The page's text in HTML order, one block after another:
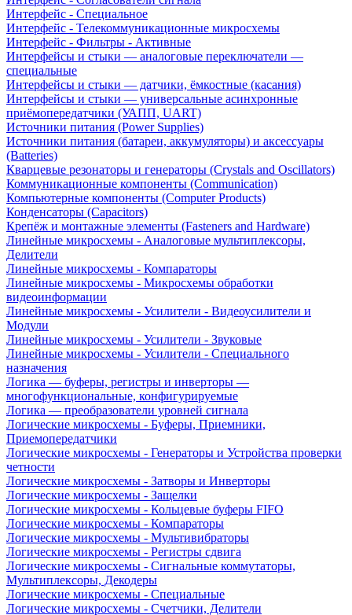
Интерфейс - Специальное
Интерфейс - Телекоммуникационные микросхемы
Интерфейс - Фильтры - Активные
Интерфейсы и стыки — аналоговые переключатели —
специальные
Интерфейсы и стыки — датчики, ёмкостные (касания)
Интерфейсы и стыки — универсальные асинхронные
приёмопередатчики (УАПП, UART)
Источники питания (Power Supplies)
Источники питания (батареи, аккумуляторы) и аксессуары
(Batteries)
Кварцевые резонаторы и генераторы (Crystals and Oscillators)
Коммуникационные компоненты (Communication)
Компьютерные компоненты (Computer Products)
Конденсаторы (Capacitors)
Крепёж и монтажные элементы (Fasteners and Hardware)
Линейные микросхемы - Аналоговые мультиплексоры,
Делители
Линейные микросхемы - Компараторы
Линейные микросхемы - Микросхемы обработки
видеоинформации
Линейные микросхемы - Усилители - Видеоусилители и
Модули
Линейные микросхемы - Усилители - Звуковые
Линейные микросхемы - Усилители - Специального
назначения
Логика — буферы, регистры и инверторы —
многофункциональные, конфигурируемые
Логика — преобразователи уровней сигнала
Логические микросхемы - Буферы, Приемники,
Приемопередатчики
Логические микросхемы - Генераторы и Устройства проверки
четности
Логические микросхемы - Затворы и Инверторы
Логические микросхемы - Защелки
Логические микросхемы - Кольцевые буферы FIFO
Логические микросхемы - Компараторы
Логические микросхемы - Мультивибраторы
Логические микросхемы - Регистры сдвига
Логические микросхемы - Сигнальные коммутаторы,
Мультиплексоры, Декодеры
Логические микросхемы - Специальные
Логические микросхемы - Счетчики, Делители